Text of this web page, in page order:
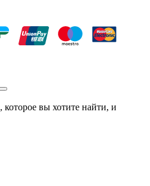
вы хотите найти, и